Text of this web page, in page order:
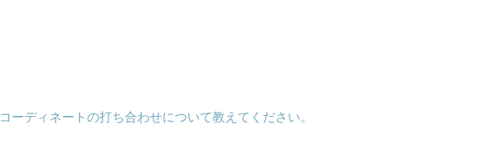
コーディネートの打ち合わせについて教えてください。